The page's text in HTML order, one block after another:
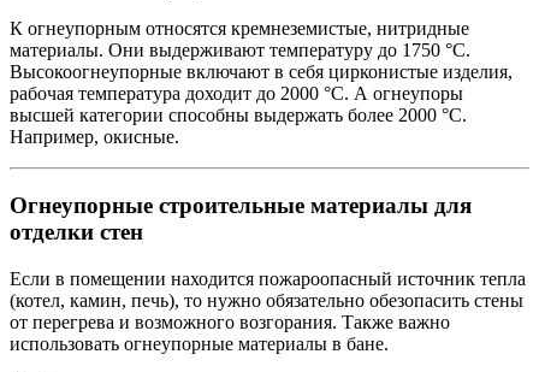
К огнеупорным относятся кремнеземистые, нитридные
материалы. Они выдерживают температуру до 1750 °С.
Высокоогнеупорные включают в себя цирконистые изделия,
рабочая температура доходит до 2000 °С. А огнеупоры
высшей категории способны выдержать более 2000 °С.
Например, окисные.
Огнеупорные строительные материалы для
отделки стен
Если в помещении находится пожароопасный источник тепла
(котел, камин, печь), то нужно обязательно обезопасить стены
от перегрева и возможного возгорания. Также важно
использовать огнеупорные материалы в бане.